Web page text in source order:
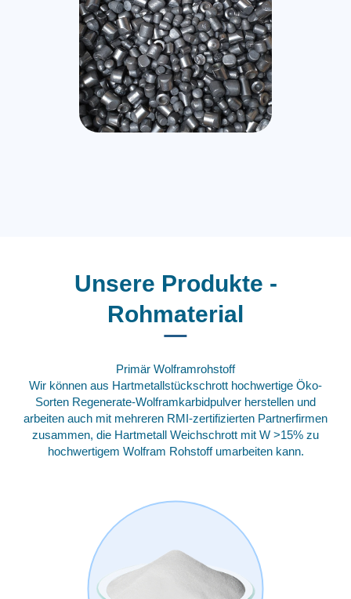
Unsere Produkte -
Rohmaterial
Primär Wolframrohstoff
Wir können aus Hartmetallstückschrott hochwertige Öko-
Sorten Regenerate-Wolframkarbidpulver herstellen und
arbeiten auch mit mehreren RMI-zertifizierten Partnerfirmen
zusammen, die Hartmetall Weichschrott mit W >15% zu
hochwertigem Wolfram Rohstoff umarbeiten kann.